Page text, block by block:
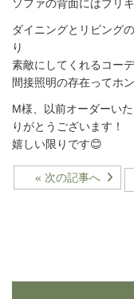
ソファの背面にはブリ
ダイニングとリビング
り
素敵にしてくれるコー
間接照明の存在ってホ
M様、以前オーダーい
りがとうございます！
嬉しい限りです😊
« 次の記事へ